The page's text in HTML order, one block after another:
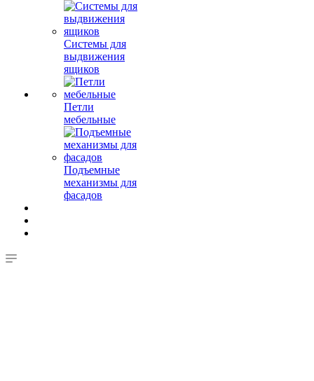
Системы для
выдвижения
ящиков
Петли
мебельные
Подъемные
механизмы для
фасадов